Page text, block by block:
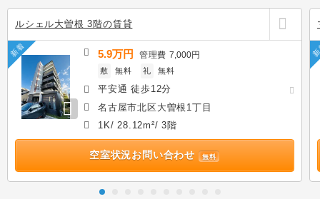
ルシェル大曽根 3階の賃貸
新着 5.9万円 管理費7,000円
敷 無料 礼 無料
平安通 徒歩12分
名古屋市北区大曽根1丁目
1K/ 28.12m²/ 3階
空室状況お問い合わせ 無料